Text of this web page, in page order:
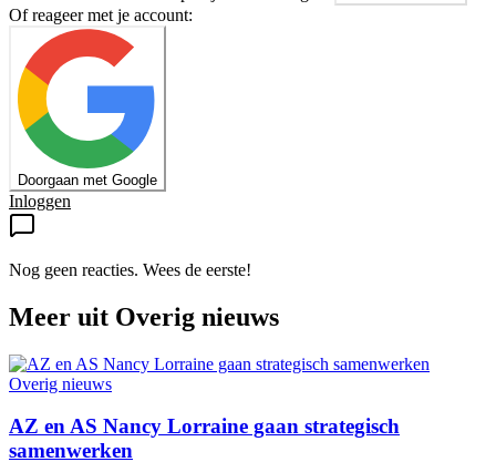
Of reageer met je account:
Doorgaan met Google
Inloggen
Nog geen reacties. Wees de eerste!
Meer uit Overig nieuws
Overig nieuws
AZ en AS Nancy Lorraine gaan strategisch
samenwerken